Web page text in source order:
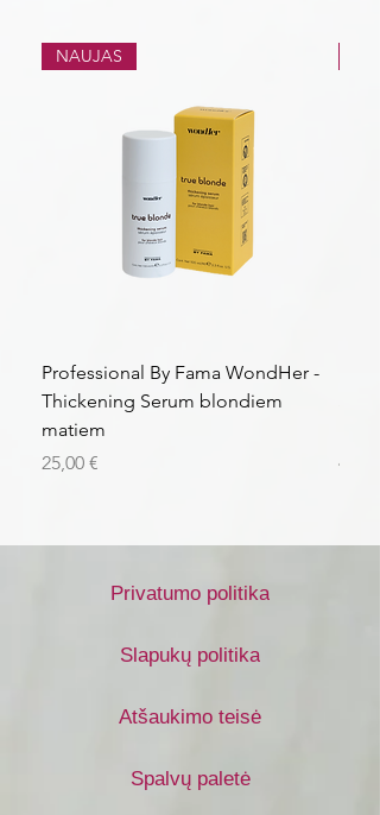
NAUJAS
Professional By Fama WondHer -
Thickening Serum blondiem
matiem
Kaina
25,00 €
Kaina
43,56
Privatumo politika
Slapukų politika
Atšaukimo teisė
Spalvų paletė